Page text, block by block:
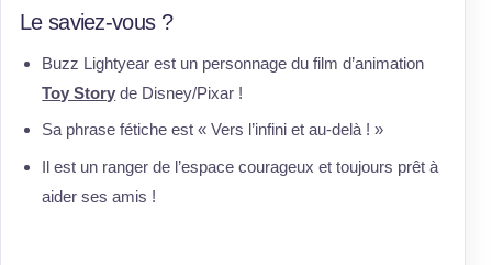
Le saviez-vous ?
Buzz Lightyear est un personnage du film d’animation
Toy Story de Disney/Pixar !
Sa phrase fétiche est « Vers l’infini et au-delà ! »
Il est un ranger de l’espace courageux et toujours prêt à
aider ses amis !